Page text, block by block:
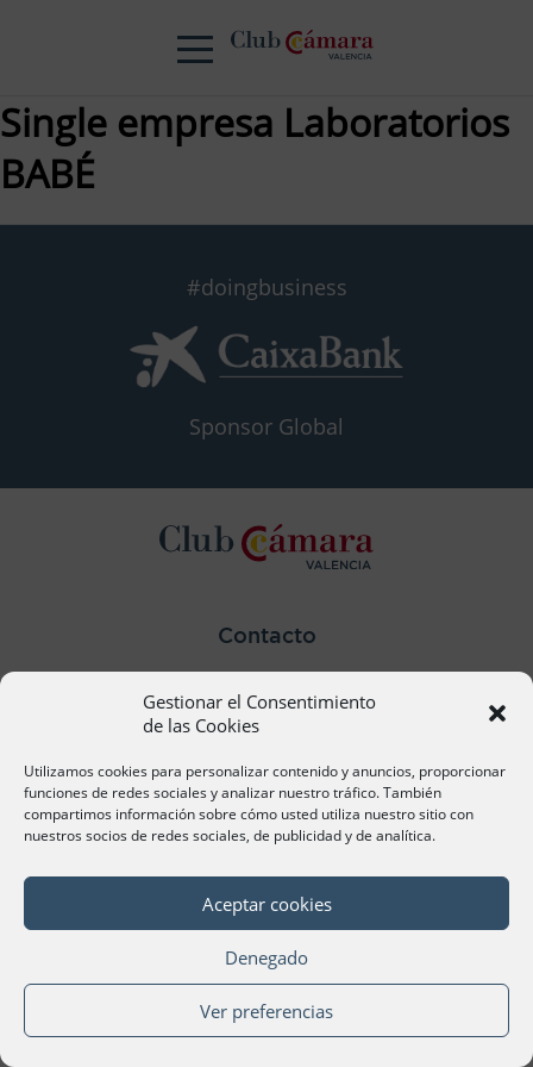
Gestionar el Consentimiento
de las Cookies
Utilizamos cookies para personalizar contenido y anuncios, proporcionar
funciones de redes sociales y analizar nuestro tráfico. También
compartimos información sobre cómo usted utiliza nuestro sitio con
nuestros socios de redes sociales, de publicidad y de analítica.
Aceptar cookies
Denegado
Ver preferencias
Single empresa Laboratorios
BABÉ
#doingbusiness
Sponsor Global
Contacto
acervera@camaravalencia.com
961 366 212
Síguenos
©Cámara Oficial de Comercio, Industria, Servicios y
Navegación de València 2020